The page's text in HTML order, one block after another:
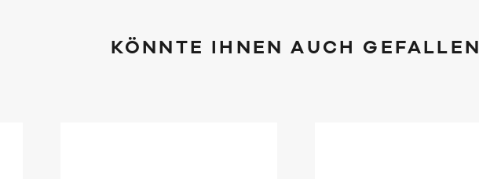
KÖNNTE IHNEN AUCH GEFALLEN